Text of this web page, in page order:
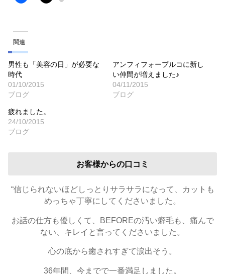
関連
男性も「美容の日」が必要な
時代
01/10/2015
ブログ
アンフィフォープルコに新し
い仲間が増えました♪
04/11/2015
ブログ
疲れました。
24/10/2015
ブログ
お客様からの口コミ
“信じられないほどしっとりサラサラになって、カットも
めっちゃ丁寧にしてくださいました。
お話の仕方も優しくて、BEFOREの汚い癖毛も、痛んで
ない、キレイと言ってくださいました。
心の底から癒されすぎて涙出そう。
36年間、今までで一番満足しました。